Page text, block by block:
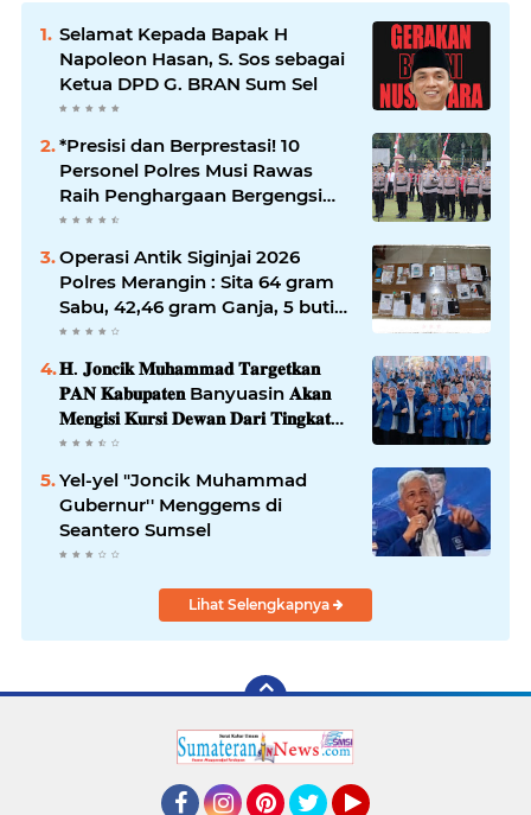
Selamat Kepada Bapak H
Napoleon Hasan, S. Sos sebagai
Ketua DPD G. BRAN Sum Sel
*Presisi dan Berprestasi! 10
Personel Polres Musi Rawas
Raih Penghargaan Bergengsi
dari Kapolda Sumsel*
Operasi Antik Siginjai 2026
Polres Merangin : Sita 64 gram
Sabu, 42,46 gram Ganja, 5 butir
extasi, dan Amankan 21 Orang
Tersangka
𝐇. 𝐉𝐨𝐧𝐜𝐢𝐤 𝐌𝐮𝐡𝐚𝐦𝐦𝐚𝐝 𝐓𝐚𝐫𝐠𝐞𝐭𝐤𝐚𝐧
𝐏𝐀𝐍 𝐊𝐚𝐛𝐮𝐩𝐚𝐭𝐞𝐧 Banyuasin 𝐀𝐤𝐚𝐧
𝐌𝐞𝐧𝐠𝐢𝐬𝐢 𝐊𝐮𝐫𝐬𝐢 𝐃𝐞𝐰𝐚𝐧 𝐃𝐚𝐫𝐢 𝐓𝐢𝐧𝐠𝐤𝐚𝐭
𝐃𝐏𝐑 𝐃𝐚𝐞𝐫𝐚𝐡 𝐇𝐢𝐧𝐠𝐠𝐚 𝐃𝐏𝐑-𝐑𝐈
Yel-yel "Joncik Muhammad
Gubernur'' Menggems di
Seantero Sumsel
Lihat Selengkapnya